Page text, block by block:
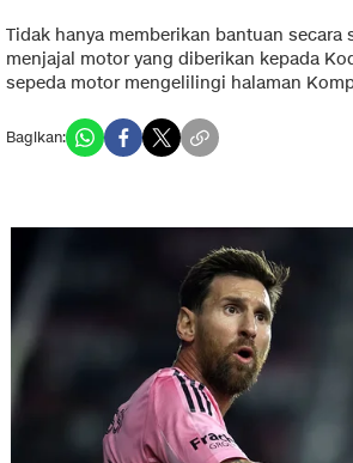
Tidak hanya memberikan bantuan
menjajal motor yang diberikan kepada
sepeda motor mengelilingi halaman
Bagikan: